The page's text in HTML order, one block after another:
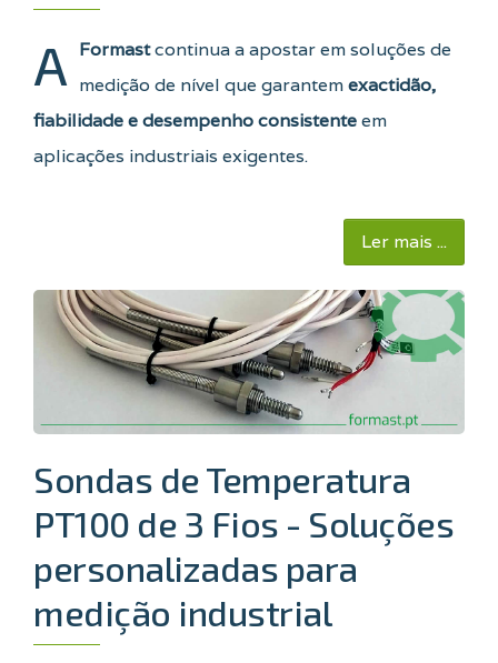
A Formastcontinua a apostar em soluções de
medição de nível que garantemexactidão,
fiabilidade e desempenho consistenteem
aplicações industriais exigentes.
Ler mais ...
Sondas de Temperatura
PT100 de 3 Fios - Soluções
personalizadas para
medição industrial